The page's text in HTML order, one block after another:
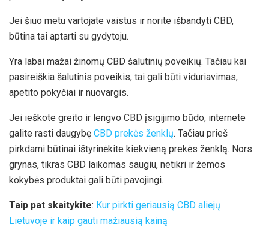
Jei šiuo metu vartojate vaistus ir norite išbandyti CBD,
būtina tai aptarti su gydytoju.
Yra labai mažai žinomų CBD šalutinių poveikių. Tačiau kai
pasireiškia šalutinis poveikis, tai gali būti viduriavimas,
apetito pokyčiai ir nuovargis.
Jei ieškote greito ir lengvo CBD įsigijimo būdo, internete
galite rasti daugybę CBD prekės ženklų. Tačiau prieš
pirkdami būtinai ištyrinėkite kiekvieną prekės ženklą. Nors
grynas, tikras CBD laikomas saugiu, netikri ir žemos
kokybės produktai gali būti pavojingi.
Taip pat skaitykite: Kur pirkti geriausią CBD aliejų
Lietuvoje ir kaip gauti mažiausią kainą